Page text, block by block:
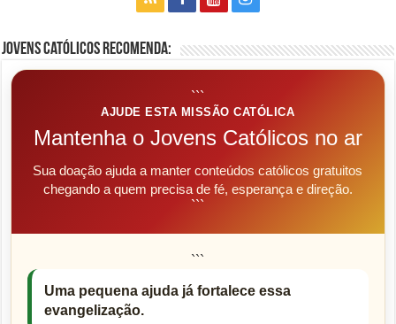
Jovens Católicos Recomenda:
```
AJUDE ESTA MISSÃO CATÓLICA
Mantenha o Jovens Católicos no ar
Sua doação ajuda a manter conteúdos católicos gratuitos
chegando a quem precisa de fé, esperança e direção.
```
```
Uma pequena ajuda já fortalece essa
evangelização.